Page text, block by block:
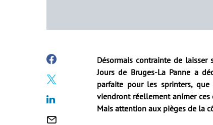
Désormais contrainte de laisser
Jours de Bruges-La Panne a
parfaite pour les sprinters,
viendront réellement animer
Mais attention aux pièges de la